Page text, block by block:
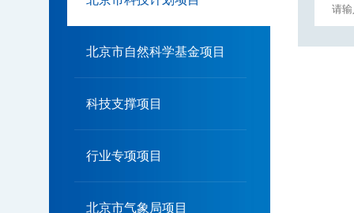
北京市自然科学基金项目
科技支撑项目
行业专项项目
北京市气象局项目